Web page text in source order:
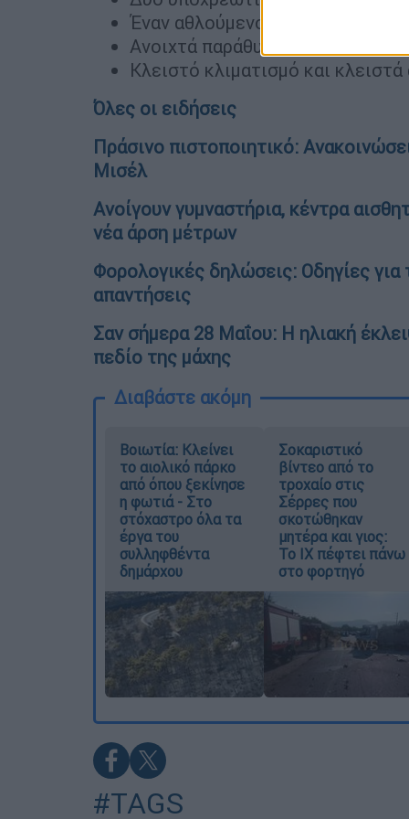
Έναν αθλούμενο ανά 10 τ.μ.
Ανοιχτά παράθυρα
Κλειστό κλιματισμό και
Όλες οι ειδήσεις
Πράσινο πιστοποιητικό:
Μισέλ
Ανοίγουν γυμναστήρια, κέντρα
νέα άρση μέτρων
Φορολογικές δηλώσεις: Οδηγίες
απαντήσεις
Σαν σήμερα 28 Μαΐου: Η ηλιακή
πεδίο της μάχης
Διαβάστε ακόμη
Βοιωτία: Κλείνει
το αιολικό πάρκο
από όπου ξεκίνησε
η φωτιά - Στο
στόχαστρο όλα τα
έργα του
συλληφθέντα
δημάρχου
Σοκαριστικό
βίντεο από το
τροχαίο στις
Σέρρες που
σκοτώθηκαν
μητέρα και γιος:
Το ΙΧ πέφτει πάνω
στο φορτηγό
#TAGS